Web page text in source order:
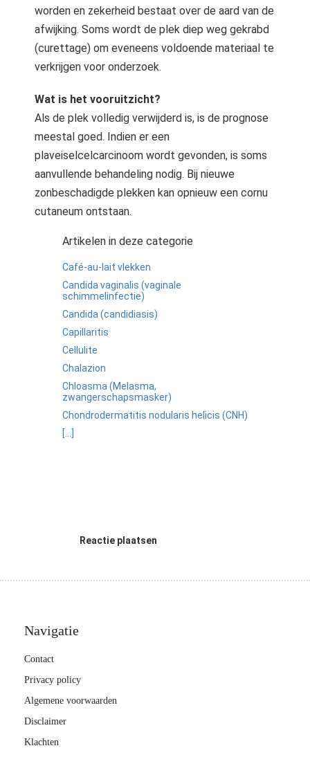
worden en zekerheid bestaat over de aard van de
afwijking. Soms wordt de plek diep weg gekrabd
(curettage) om eveneens voldoende materiaal te
verkrijgen voor onderzoek.
Wat is het vooruitzicht?
Als de plek volledig verwijderd is, is de prognose
meestal goed. Indien er een
plaveiselcelcarcinoom wordt gevonden, is soms
aanvullende behandeling nodig. Bij nieuwe
zonbeschadigde plekken kan opnieuw een cornu
cutaneum ontstaan.
Artikelen in deze categorie
Café-au-lait vlekken
Candida vaginalis (vaginale
schimmelinfectie)
Candida (candidiasis)
Capillaritis
Cellulite
Chalazion
Chloasma (Melasma,
zwangerschapsmasker)
Chondrodermatitis nodularis helicis (CNH)
[...]
Reactie plaatsen
Navigatie
Contact
Privacy policy
Algemene voorwaarden
Disclaimer
Klachten